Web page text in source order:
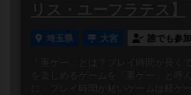
リス・ユーフラテス】
埼玉県 大宮 誰でも参加
「重ゲー」とは？プレイ時間が長く
を楽しめるゲームを「重ゲー」と呼
に、プレイ時間が短いゲームは軽ゲ